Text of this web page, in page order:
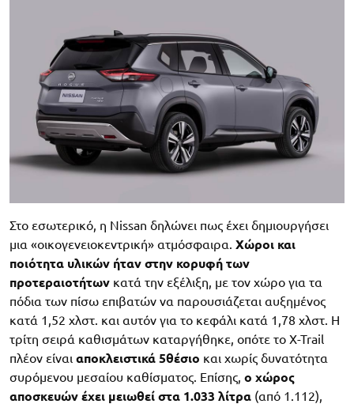
Στο εσωτερικό, η Nissan δηλώνει πως έχει δημιουργήσει
μια «οικογενειοκεντρική» ατμόσφαιρα. Χώροι και
ποιότητα υλικών ήταν στην κορυφή των
προτεραιοτήτων κατά την εξέλιξη, με τον χώρο για τα
πόδια των πίσω επιβατών να παρουσιάζεται αυξημένος
κατά 1,52 χλστ. και αυτόν για το κεφάλι κατά 1,78 χλστ. Η
τρίτη σειρά καθισμάτων καταργήθηκε, οπότε το X-Trail
πλέον είναι αποκλειστικά 5θέσιο και χωρίς δυνατότητα
συρόμενου μεσαίου καθίσματος. Επίσης, ο χώρος
αποσκευών έχει μειωθεί στα 1.033 λίτρα (από 1.112),